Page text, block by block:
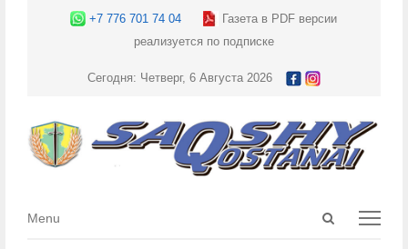
+7 776 701 74 04
Газета в PDF версии
реализуется по подписке
Сегодня: Четверг, 6 Августа 2026
Open
Menu
Menu